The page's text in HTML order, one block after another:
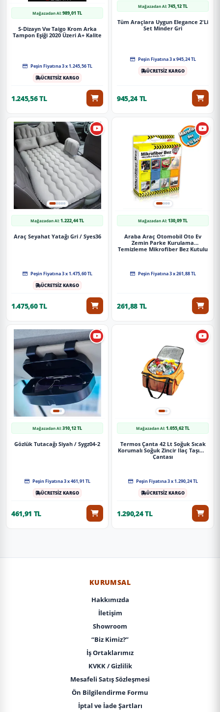
Mağazadan Al:989,01 TL
S-Dizayn Vw Taigo Krom Arka
Tampon Eşiği 2020 Üzeri A+ Kalite
Peşin Fiyatına 3 x 1.245,56 TL
ÜCRETSİZ KARGO
1.245,56 TL
Mağazadan Al:745,12 TL
Tüm Araçlara Uygun Elegance 2'Li
Set Minder Gri
Peşin Fiyatına 3 x 945,24 TL
ÜCRETSİZ KARGO
945,24 TL
Mağazadan Al:1.222,44 TL
Araç Seyahat Yatağı Gri / Syes36
Peşin Fiyatına 3 x 1.475,60 TL
ÜCRETSİZ KARGO
1.475,60 TL
Mağazadan Al:130,09 TL
Araba Araç Otomobil Oto Ev
Zemin Parke Kurulama
Temizleme Mikrofiber Bez Kutulu
Peşin Fiyatına 3 x 261,88 TL
261,88 TL
Mağazadan Al:310,12 TL
Gözlük Tutacağı Siyah / Sygz04-2
Peşin Fiyatına 3 x 461,91 TL
ÜCRETSİZ KARGO
461,91 TL
Mağazadan Al:1.055,62 TL
Termos Çanta 42 Lt Soğuk Sıcak
Korumalı Soğuk Zincir Ilaç Taşıma
Çantası
Peşin Fiyatına 3 x 1.290,24 TL
ÜCRETSİZ KARGO
1.290,24 TL
KURUMSAL
Hakkımızda
İletişim
Showroom
“Biz Kimiz?”
İş Ortaklarımız
KVKK / Gizlilik
Mesafeli Satış Sözleşmesi
Ön Bilgilendirme Formu
İptal ve İade Şartları